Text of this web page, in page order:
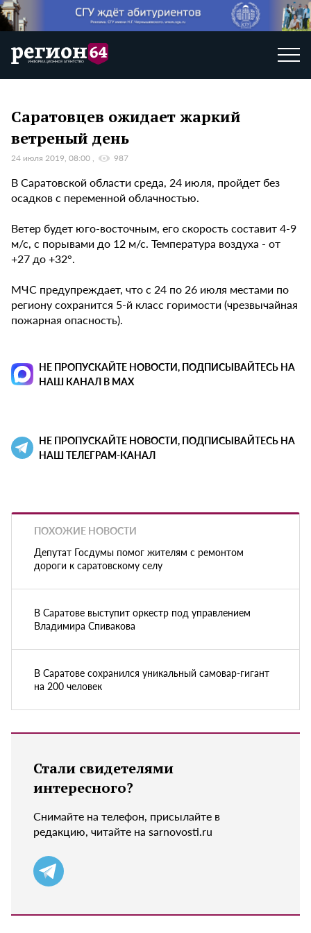
Саратовцев ожидает жаркий
ветреный день
24 июля 2019, 08:00 987
В Саратовской области среда, 24 июля, пройдет без
осадков с переменной облачностью.
Ветер будет юго-восточным, его скорость составит 4-9
м/с, с порывами до 12 м/с. Температура воздуха - от
+27 до +32°.
МЧС предупреждает, что с 24 по 26 июля местами по
региону сохранится 5-й класс горимости (чрезвычайная
пожарная опасность).
НЕ ПРОПУСКАЙТЕ НОВОСТИ, ПОДПИСЫВАЙТЕСЬ НА
НАШ КАНАЛ В MAX
НЕ ПРОПУСКАЙТЕ НОВОСТИ, ПОДПИСЫВАЙТЕСЬ НА
НАШ ТЕЛЕГРАМ-КАНАЛ
ПОХОЖИЕ НОВОСТИ
Депутат Госдумы помог жителям с ремонтом
дороги к саратовскому селу
В Саратове выступит оркестр под управлением
Владимира Спивакова
В Саратове сохранился уникальный самовар-гигант
на 200 человек
Стали свидетелями
интересного?
Снимайте на телефон, присылайте в
редакцию, читайте на sarnovosti.ru